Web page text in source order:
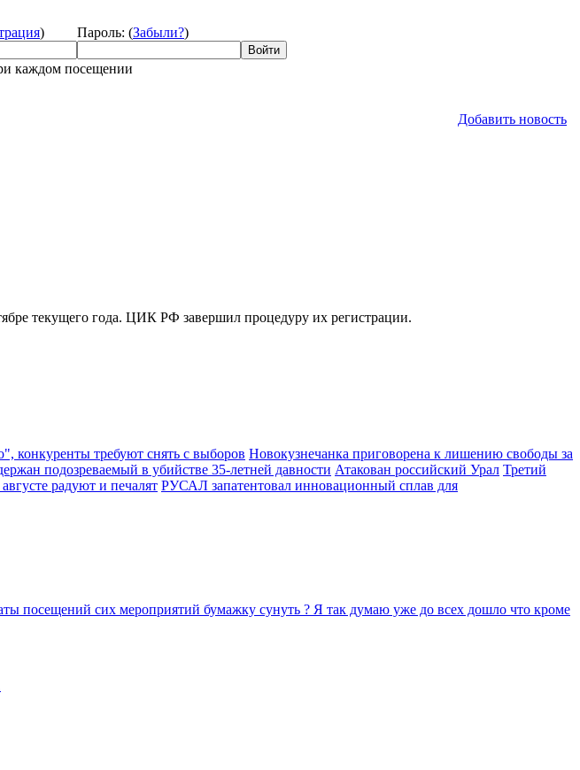
) Пароль: (Забыли?)
каждом посещении
Добавить новость
текущего года. ЦИК РФ завершил процедуру их регистрации.
требуют снять с выборов Новокузнечанка приговорена к лишению свободы за
подозреваемый в убийстве 35-летней давности Атакован российский Урал Третий
радуют и печалят РУСАЛ запатентовал инновационный сплав для
посещений сих мероприятий бумажку сунуть ? Я так думаю уже до всех дошло что кроме